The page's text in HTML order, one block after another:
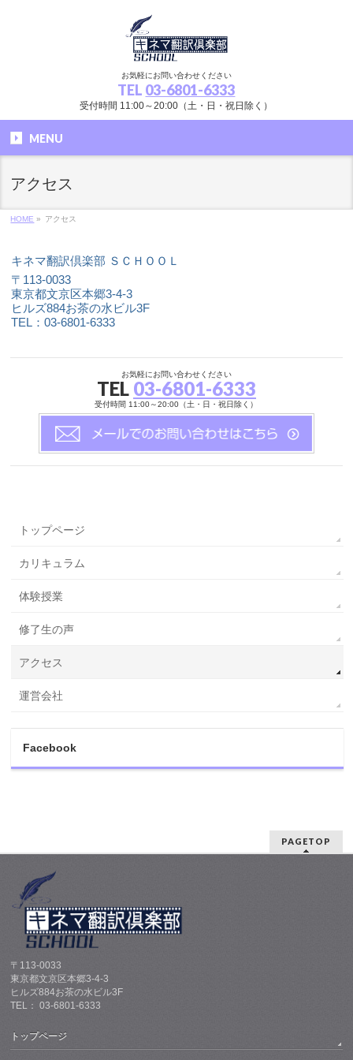
お気軽にお問い合わせください
TEL 03-6801-6333
受付時間 11:00～20:00（土・日・祝日除く）
MENU
アクセス
HOME » アクセス
キネマ翻訳倶楽部 ＳＣＨＯＯＬ
〒113-0033
東京都文京区本郷3-4-3
ヒルズ884お茶の水ビル3F
TEL：03-6801-6333
お気軽にお問い合わせください
TEL 03-6801-6333
受付時間 11:00～20:00（土・日・祝日除く）
トップページ
カリキュラム
体験授業
修了生の声
アクセス
運営会社
Facebook
PAGETOP
〒113-0033
東京都文京区本郷3-4-3
ヒルズ884お茶の水ビル3F
TEL： 03-6801-6333
トップページ